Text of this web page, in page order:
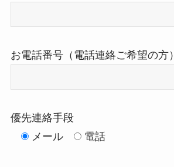
お電話番号（電話連絡ご希望の方）
優先連絡手段
メール
電話